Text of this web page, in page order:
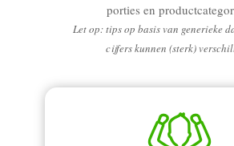
porties en
Let op: tips op basis van generieke
cijfers kunnen (sterk)